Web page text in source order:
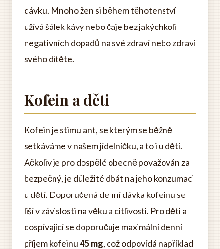
dávku. Mnoho žen si během těhotenství
užívá šálek kávy nebo čaje bez jakýchkoli
negativních dopadů na své zdraví nebo zdraví
svého dítěte.
Kofein a děti
Kofein je stimulant, se kterým se běžně
setkáváme v našem jídelníčku, a to i u dětí.
Ačkoliv je pro dospělé obecně považován za
bezpečný, je důležité dbát na jeho konzumaci
u dětí. Doporučená denní dávka kofeinu se
liší v závislosti na věku a citlivosti. Pro děti a
dospívající se doporučuje maximální denní
příjem kofeinu45 mg, což odpovídá například